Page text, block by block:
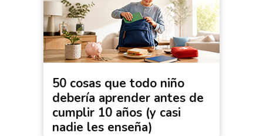
50 cosas que todo niño
debería aprender antes de
cumplir 10 años (y casi
nadie les enseña)